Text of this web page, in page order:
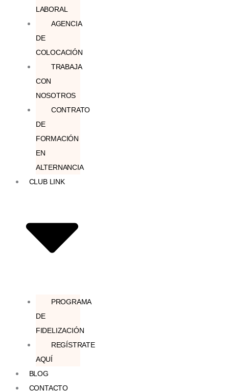
LABORAL
AGENCIA
DE
COLOCACIÓN
TRABAJA
CON
NOSOTROS
CONTRATO
DE
FORMACIÓN
EN
ALTERNANCIA
CLUB LINK
PROGRAMA
DE
FIDELIZACIÓN
REGÍSTRATE
AQUÍ
BLOG
CONTACTO